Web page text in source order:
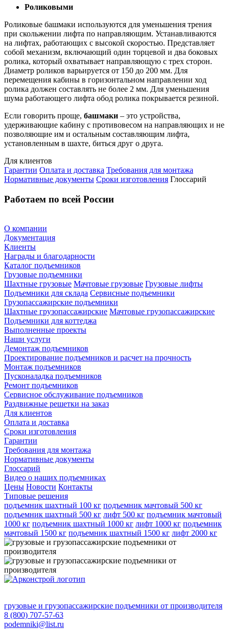
Роликовыми
Роликовые башмаки используются для уменьшения трения
при скольжении лифта по направляющим. Устанавливаются
на лифтах, работающих с высокой скоростью. Представляет
собой механизм, включающий один торцевой и два боковых
ролика, который охватывает направляющую с трех сторон.
Диаметр роликов варьируется от 150 до 200 мм. Для
перемещения кабины в горизонтальном направлении ход
ролика должен составлять не более 2 мм. Для уменьшения
шума работающего лифта обод ролика покрывается резиной.
Если говорить проще, башмаки – это устройства,
удерживающие кабину с противовесом на направляющих и не
позволяющие им и остальным составляющим лифта,
установленным в шахте, биться друг о друга.
Для клиентов
Гарантии Оплата и доставка Требования для монтажа
Нормативные документы Сроки изготовления Глоссарий
Работаем по всей России
О компании
Документация
Клиенты
Награды и благодарности
Каталог подъемников
Грузовые подъемники
Шахтные грузовые Мачтовые грузовые Грузовые лифты
Подъемники для склада Сервисные подъемники
Грузопассажирские подъемники
Шахтные грузопассажирские Мачтовые грузопассажирские
Подъемники для коттеджа
Выполненные проекты
Наши услуги
Демонтаж подъемников
Проектирование подъемников и расчет на прочность
Монтаж подъемников
Пусконаладка подъемников
Ремонт подъемников
Сервисное обслуживание подъемников
Раздвижные решетки на заказ
Для клиентов
Оплата и доставка
Сроки изготовления
Гарантии
Требования для монтажа
Нормативные документы
Глоссарий
Видео о наших подъемниках
Цены Новости Контакты
Типовые решения
подъемник шахтный 100 кг подъемник мачтовый 500 кг
подъемник шахтный 500 кг лифт 500 кг подъемник мачтовый
1000 кг подъемник шахтный 1000 кг лифт 1000 кг подъемник
мачтовый 1500 кг подъемник шахтный 1500 кг лифт 2000 кг
грузовые и грузопассажирские подъемники от производителя
8 (800) 707-57-63
podemniki@list.ru